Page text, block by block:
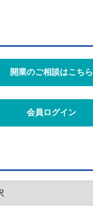
開業のご相談はこちら
会員ログイン